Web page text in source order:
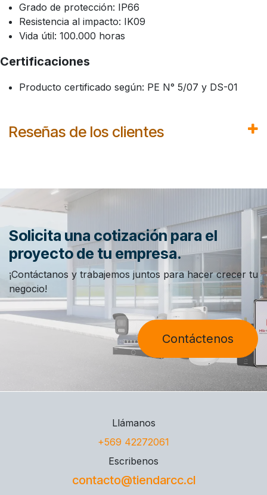
Grado de protección: IP66
Resistencia al impacto: IK09
Vida útil: 100.000 horas
Certificaciones
Producto certificado según: PE N° 5/07 y DS-01
Reseñas de los clientes
Solicita una cotización para el
proyecto de tu empresa.
¡Contáctanos y trabajemos juntos para hacer crecer tu
negocio!
Contáctenos
Llámanos
+569 42272061
Escribenos
contacto@tiendarcc.cl